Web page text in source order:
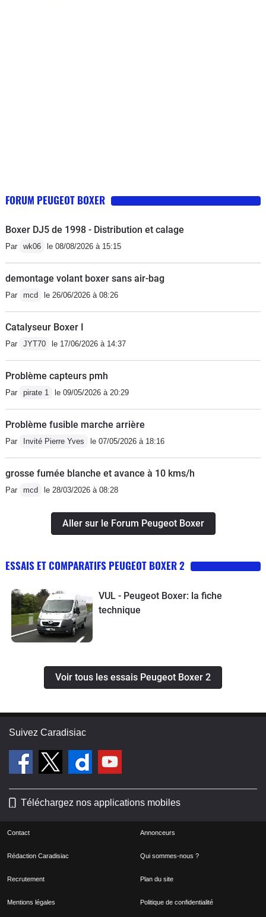
FORUM PEUGEOT BOXER
Boxer DJ5 de 1998 - Distribution et calage
Par wk06 le 08/08/2026 à 15:15
demontage volant boxer sans air-bag
Par mcd le 26/06/2026 à 08:26
Catalyseur Boxer I
Par JYT70 le 17/06/2026 à 14:37
Problème capteurs pmh
Par pirate 1 le 09/05/2026 à 20:29
Problème fusible marche arrière
Par Invité Pierre Yves le 07/05/2026 à 18:16
grosse fumée blanche et avance à 10 kms/h
Par mcd le 28/03/2026 à 08:28
Aller sur le Forum Peugeot Boxer
ESSAIS ET COMPARATIFS PEUGEOT BOXER 2
VUL - Peugeot Boxer: la fiche
technique
Voir tous les essais Peugeot Boxer 2
Suivez Caradisiac
Téléchargez nos applications mobiles
Contact Annonceurs
Rédaction Caradisiac Qui sommes-nous ?
Recrutement Plan du site
Mentions légales Politique de confidentialité